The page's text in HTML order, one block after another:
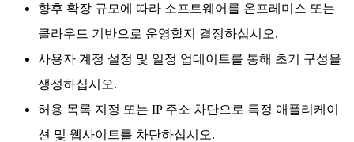
향후 확장 규모에 따라 소프트웨어를 온프레미스 또는
클라우드 기반으로 운영할지 결정하십시오.
사용자 계정 설정 및 일정 업데이트를 통해 초기 구성을
생성하십시오.
허용 목록 지정 또는 IP 주소 차단으로 특정 애플리케이
션 및 웹사이트를 차단하십시오.